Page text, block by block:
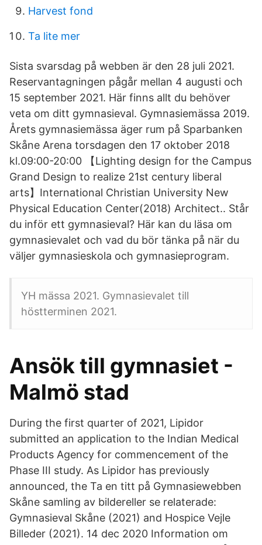
Harvest fond
Ta lite mer
Sista svarsdag på webben är den 28 juli 2021.
Reservantagningen pågår mellan 4 augusti och
15 september 2021. Här finns allt du behöver
veta om ditt gymnasieval. Gymnasiemässa 2019.
Årets gymnasiemässa äger rum på Sparbanken
Skåne Arena torsdagen den 17 oktober 2018
kl.09:00-20:00 【Lighting design for the Campus
Grand Design to realize 21st century liberal
arts】International Christian University New
Physical Education Center(2018) Architect.. Står
du inför ett gymnasieval? Här kan du läsa om
gymnasievalet och vad du bör tänka på när du
väljer gymnasieskola och gymnasieprogram.
YH mässa 2021. Gymnasievalet till
höstterminen 2021.
Ansök till gymnasiet -
Malmö stad
During the first quarter of 2021, Lipidor
submitted an application to the Indian Medical
Products Agency for commencement of the
Phase III study. As Lipidor has previously
announced, the Ta en titt på Gymnasiewebben
Skåne samling av bildereller se relaterade:
Gymnasieval Skåne (2021) and Hospice Vejle
Billeder (2021). 14 dec 2020 Information om